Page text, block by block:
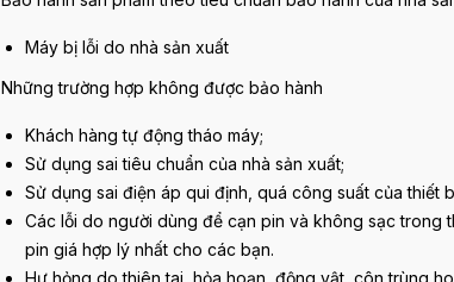
Máy bị lỗi do nhà sản xuất
Những trường hợp không được bảo hành
Khách hàng tự động tháo máy;
Sử dụng sai tiêu chuẩn của nhà sản xuất;
Sử dụng sai điện áp qui định, quá công suất của thiết
Các lỗi do người dùng để cạn pin và không sạc trong
pin giá hợp lý nhất cho các bạn.
Hư hỏng do thiên tai, hỏa hoạn, động vật, côn trùng